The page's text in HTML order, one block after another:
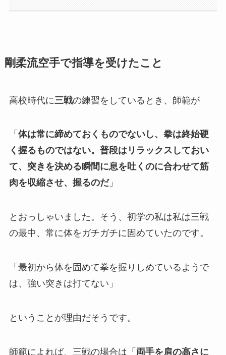
剛柔流空手で指導を受けたこと
高校時代に三戦の練習をしているとき、師範が
「 体は常に締めておくものでないし、拳は終始硬
く握るものではない。普段はリラックスしておい
て、突きを決める瞬間に息を吐くのに合わせて筋
肉を収縮させ、握るのだ」
とおっしゃいました。そう、初学の私は私は三戦
の最中、常に体をガチガチに固めていたのです。
「最初から体を固めて拳を握りしめているようで
は、強い突きは打てない」
ということが理由だそうです。
師範によれば、三戦の場合は「 両手を肩の高さに